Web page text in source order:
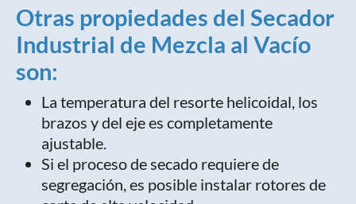
Otras propiedades del Secador
Industrial de Mezcla al Vacío
son:
La temperatura del resorte helicoidal, los
brazos y del eje es completamente
ajustable.
Si el proceso de secado requiere de
segregación, es posible instalar rotores de